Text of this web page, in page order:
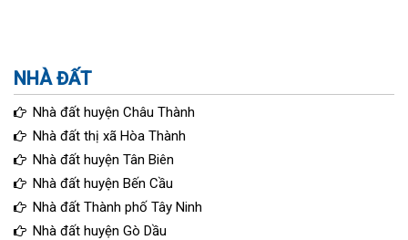
NHÀ ĐẤT
Nhà đất huyện Châu Thành
Nhà đất thị xã Hòa Thành
Nhà đất huyện Tân Biên
Nhà đất huyện Bến Cầu
Nhà đất Thành phố Tây Ninh
Nhà đất huyện Gò Dầu